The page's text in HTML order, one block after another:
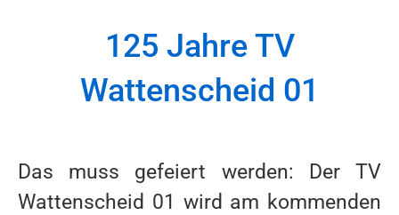
125 Jahre TV
Wattenscheid 01
Das muss gefeiert werden: Der TV
Wattenscheid 01 wird am kommenden